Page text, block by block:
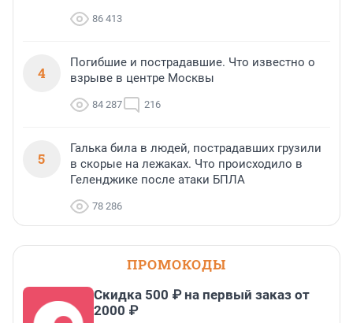
86 413
4
Погибшие и пострадавшие. Что известно о
взрыве в центре Москвы
84 287 216
5
Галька била в людей, пострадавших грузили
в скорые на лежаках. Что происходило в
Геленджике после атаки БПЛА
78 286
ПРОМОКОДЫ
Скидка 500 ₽ на первый заказ от
2000 ₽